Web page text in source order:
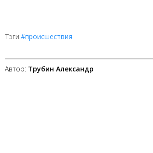
Тэги:#происшествия
Автор: Трубин Александр